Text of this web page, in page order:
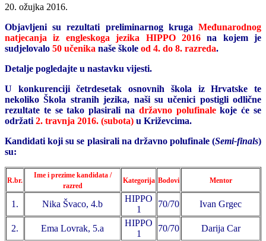
20. ožujka 2016.
Objavljeni su rezultati preliminarnog kruga Međunarodnog
natjecanja iz engleskoga jezika HIPPO 2016na kojem je
sudjelovalo 50 učenika naše škole od 4. do 8. razreda.
Detalje pogledajte u nastavku vijesti.
U konkurenciji četrdesetak osnovnih škola iz Hrvatske te
nekoliko Škola stranih jezika, naši su učenici postigli odlične
rezultate te se tako plasirali na državno polufinalekoje će se
održati 2. travnja 2016. (subota) u Križevcima.
Kandidati koji su se plasirali na državno polufinale (Semi-finals)
su:
R.br.
Ime i prezime kandidata /
razred
Kategorija Bodovi Mentor
1. Nika Švaco, 4.b
HIPPO
1
70/70 Ivan Grgec
2. Ema Lovrak, 5.a
HIPPO
1
70/70 Darija Car